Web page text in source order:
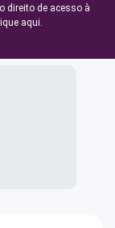
direito de acesso à
aqui.